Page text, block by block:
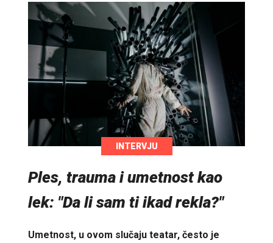
INTERVJU
Ples, trauma i umetnost kao
lek: "Da li sam ti ikad rekla?"
Umetnost, u ovom slučaju teatar, često je